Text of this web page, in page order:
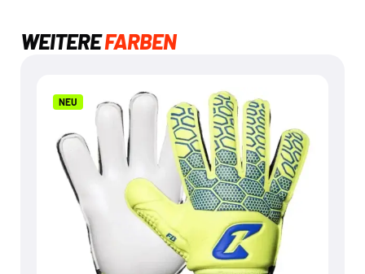
WEITEREFARBEN
NEU
FLY KIDS YELLOW SOUL
24,95
€
Mehr dazu